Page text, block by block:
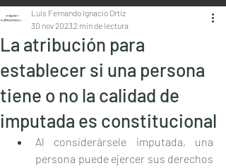
La atribución para
establecer si una persona
tiene o no la calidad de
imputada es constitucional
Luis Fernando Ignacio Ortiz
30 nov 20232 min de lectura
Al considerársele imputada, una
persona puede ejercer sus derechos